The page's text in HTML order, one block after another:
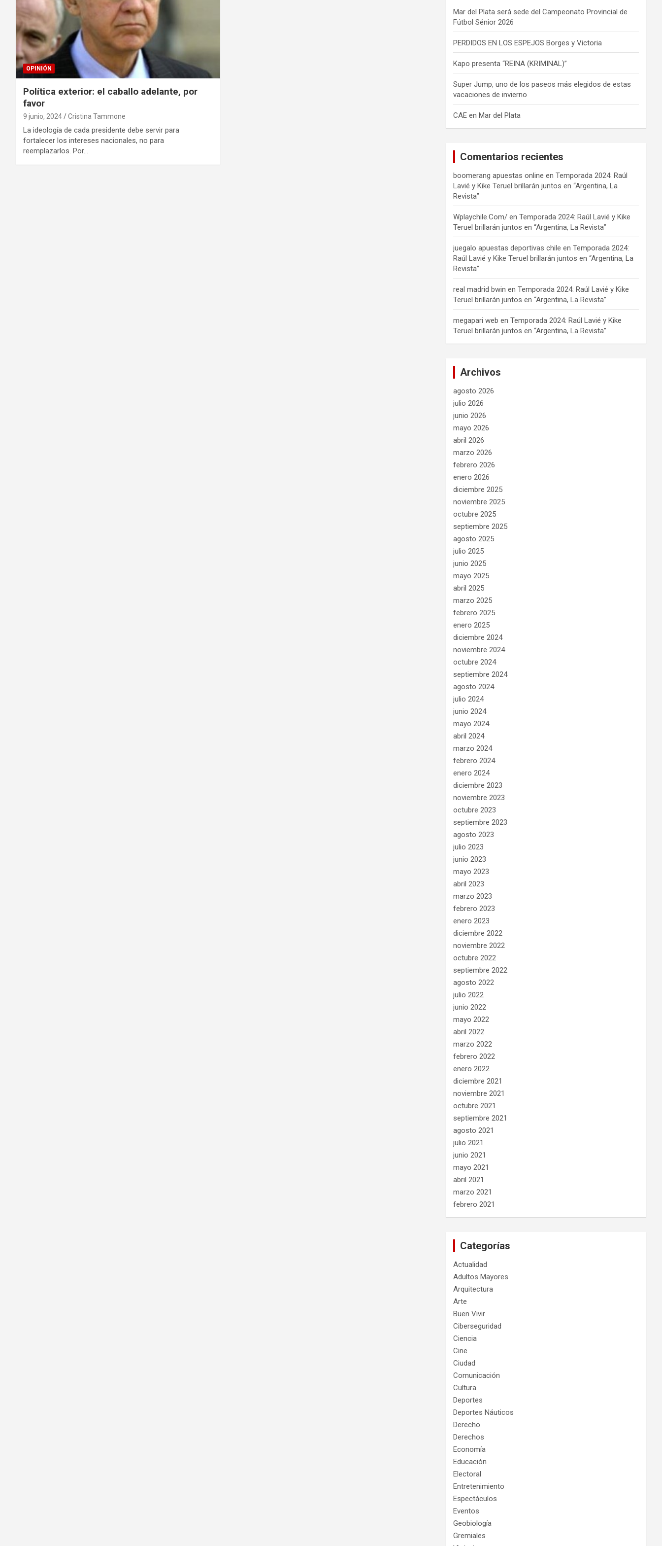
OPINIÓN
Política exterior: el caballo adelante, por
favor
9 junio, 2024 Cristina Tammone
La ideología de cada presidente debe servir para
fortalecer los intereses nacionales, no para
reemplazarlos. Por…
Mar del Plata será sede del Campeonato Provincial de
Fútbol Sénior 2026
PERDIDOS EN LOS ESPEJOS Borges y Victoria
Kapo presenta “REINA (KRIMINAL)”
Super Jump, uno de los paseos más elegidos de estas
vacaciones de invierno
CAE en Mar del Plata
Comentarios recientes
boomerang apuestas online enTemporada 2024: Raúl
Lavié y Kike Teruel brillarán juntos en “Argentina, La
Revista”
Wplaychile.Com/ enTemporada 2024: Raúl Lavié y Kike
Teruel brillarán juntos en “Argentina, La Revista”
juegalo apuestas deportivas chile enTemporada 2024:
Raúl Lavié y Kike Teruel brillarán juntos en “Argentina, La
Revista”
real madrid bwin enTemporada 2024: Raúl Lavié y Kike
Teruel brillarán juntos en “Argentina, La Revista”
megapari web enTemporada 2024: Raúl Lavié y Kike
Teruel brillarán juntos en “Argentina, La Revista”
Archivos
agosto 2026
julio 2026
junio 2026
mayo 2026
abril 2026
marzo 2026
febrero 2026
enero 2026
diciembre 2025
noviembre 2025
octubre 2025
septiembre 2025
agosto 2025
julio 2025
junio 2025
mayo 2025
abril 2025
marzo 2025
febrero 2025
enero 2025
diciembre 2024
noviembre 2024
octubre 2024
septiembre 2024
agosto 2024
julio 2024
junio 2024
mayo 2024
abril 2024
marzo 2024
febrero 2024
enero 2024
diciembre 2023
noviembre 2023
octubre 2023
septiembre 2023
agosto 2023
julio 2023
junio 2023
mayo 2023
abril 2023
marzo 2023
febrero 2023
enero 2023
diciembre 2022
noviembre 2022
octubre 2022
septiembre 2022
agosto 2022
julio 2022
junio 2022
mayo 2022
abril 2022
marzo 2022
febrero 2022
enero 2022
diciembre 2021
noviembre 2021
octubre 2021
septiembre 2021
agosto 2021
julio 2021
junio 2021
mayo 2021
abril 2021
marzo 2021
febrero 2021
Categorías
Actualidad
Adultos Mayores
Arquitectura
Arte
Buen Vivir
Ciberseguridad
Ciencia
Cine
Ciudad
Comunicación
Cultura
Deportes
Deportes Náuticos
Derecho
Derechos
Economía
Educación
Electoral
Entretenimiento
Espectáculos
Eventos
Geobiología
Gremiales